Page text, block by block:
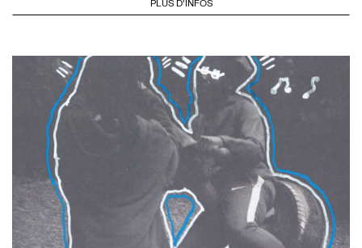
PLUS D'INFOS